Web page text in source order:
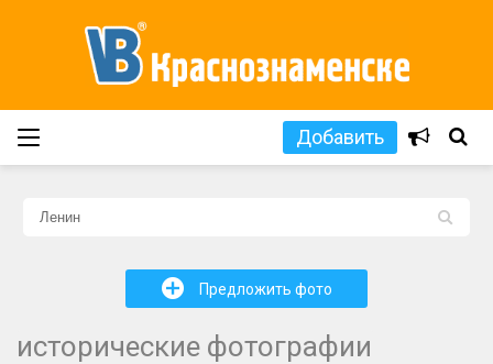
Добавить
+ Предложить фото
L
исторические фотографии